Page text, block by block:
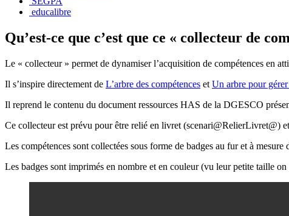
educalibre
Qu’est-ce que c’est que ce « collecteur de
Le « collecteur » permet de dynamiser l’acquisition de compétences en
Il s’inspire directement de L’arbre des compétences et Un arbre pour
Il reprend le contenu du document ressources HAS de la DGESCO
Ce collecteur est prévu pour être relié en livret (scenari@RelierLivret@)
Les compétences sont collectées sous forme de badges au fur et à mesure
Les badges sont imprimés en nombre et en couleur (vu leur petite taille